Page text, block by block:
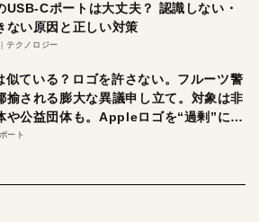
USB-Cポートは大丈夫？ 認識しない・
ない原因と正しい対策
テクノロジー
ている？ロゴを許さない。フルーツ警
揄される膨大な異議申し立て。対象は非
や公益団体も。Appleロゴを“過剰”に守
は
ート